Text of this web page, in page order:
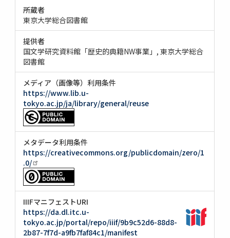
所蔵者
東京大学総合図書館
提供者
国文学研究資料館「歴史的典籍NW事業」
東京大学総合
図書館
メディア（画像等）利用条件
https://www.lib.u-
tokyo.ac.jp/ja/library/general/reuse
メタデータ利用条件
https://creativecommons.org/publicdomain/zero/1
.0/
IIIFマニフェストURI
https://da.dl.itc.u-
tokyo.ac.jp/portal/repo/iiif/9b9c52d6-88d8-
2b87-7f7d-a9fb7faf84c1/manifest